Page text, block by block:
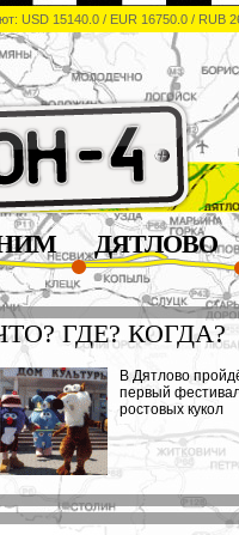
USD 15140.0 / EUR 16750.0 / RUB
ДЯТЛОВО
ГДЕ? КОГДА?
В Дятлово
первый
ростовых кукол